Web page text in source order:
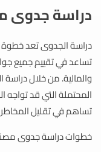
دراسة جدوى
دراسة الجدوى تعد
تساعد في تقييم جميع
والمالية. من خلال
المحتملة التي قد تواجه
تساهم في تقليل
خطوات دراسة جدوى